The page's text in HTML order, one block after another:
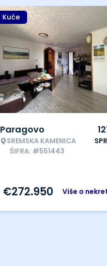
Kuće
Paragovo
SREMSKA KAMENICA
ŠIFRA: #551443
Više o
€272.950